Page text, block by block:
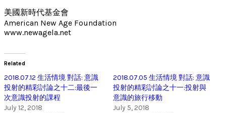
美國新時代基金會
American New Age Foundation
www.newagela.net
Related
2018.07.12 生活情境 對話: 意識
投射的精彩討論之十二:最後一
次意識投射的課程
July 12, 2018
2018.07.05 生活情境 對話: 意識
投射的精彩討論之十一:投射與
意識的旅行移動
July 5, 2018